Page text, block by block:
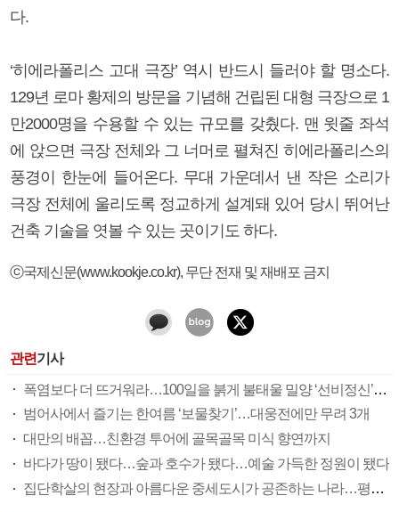
다.
‘히에라폴리스 고대 극장’ 역시 반드시 들러야 할 명소다.
129년 로마 황제의 방문을 기념해 건립된 대형 극장으로 1
만2000명을 수용할 수 있는 규모를 갖췄다. 맨 윗줄 좌석
에 앉으면 극장 전체와 그 너머로 펼쳐진 히에라폴리스의
풍경이 한눈에 들어온다. 무대 가운데서 낸 작은 소리가
극장 전체에 울리도록 정교하게 설계돼 있어 당시 뛰어난
건축 기술을 엿볼 수 있는 곳이기도 하다.
ⓒ국제신문(www.kookje.co.kr), 무단 전재 및 재배포 금지
관련기사
폭염보다 더 뜨거워라…100일을 붉게 불태울 밀양 ‘선비정신’ 피었네
범어사에서 즐기는 한여름 ‘보물찾기’…대웅전에만 무려 3개
대만의 배꼽…친환경 투어에 골목골목 미식 향연까지
바다가 땅이 됐다…숲과 호수가 됐다…예술 가득한 정원이 됐다
집단학살의 현장과 아름다운 중세도시가 공존하는 나라…평화가 더 절실해졌다